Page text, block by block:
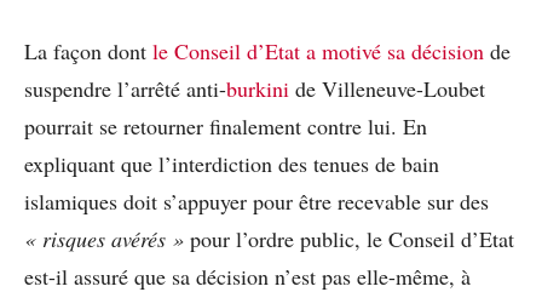
La façon dont le Conseil d’Etat a motivé sa décision de
suspendre l’arrêté anti-burkini de Villeneuve-Loubet
pourrait se retourner finalement contre lui. En
expliquant que l’interdiction des tenues de bain
islamiques doit s’appuyer pour être recevable sur des
« risques avérés » pour l’ordre public, le Conseil d’Etat
est-il assuré que sa décision n’est pas elle-même, à